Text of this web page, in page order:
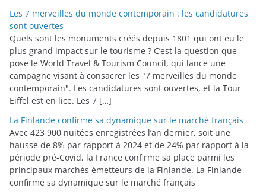
Les 7 merveilles du monde contemporain : les candidatures
sont ouvertes
Quels sont les monuments créés depuis 1801 qui ont eu le
plus grand impact sur le tourisme ? C’est la question que
pose le World Travel & Tourism Council, qui lance une
campagne visant à consacrer les "7 merveilles du monde
contemporain". Les candidatures sont ouvertes, et la Tour
Eiffel est en lice. Les 7 […]
La Finlande confirme sa dynamique sur le marché français
Avec 423 900 nuitées enregistrées l’an dernier, soit une
hausse de 8% par rapport à 2024 et de 24% par rapport à la
période pré-Covid, la France confirme sa place parmi les
principaux marchés émetteurs de la Finlande. La Finlande
confirme sa dynamique sur le marché français